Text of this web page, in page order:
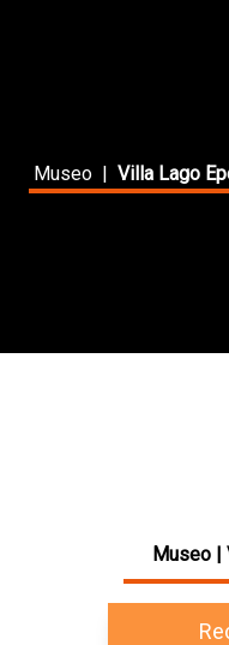
Museo | Villa Lago
Museo |